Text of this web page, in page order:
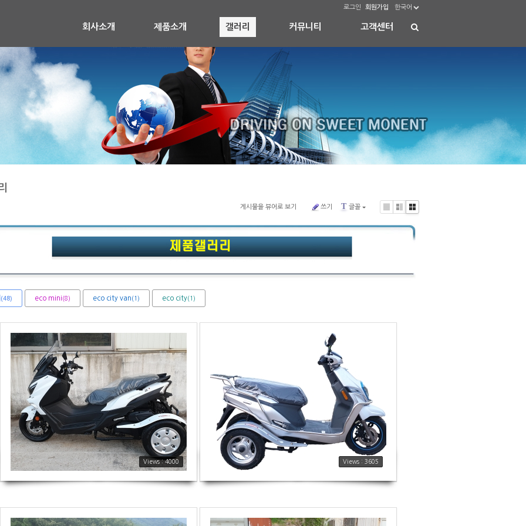
로그인 회원가입 한국어
회사소개 제품소개 갤러리 커뮤니티 고객센터
게시물을 뷰어로 보기 쓰기 T 글꼴
(48) eco mini (8) eco city van (1) eco city(1)
Li
s
Zi
n
G
al
le
Views : 4000
4000
Views : 3605